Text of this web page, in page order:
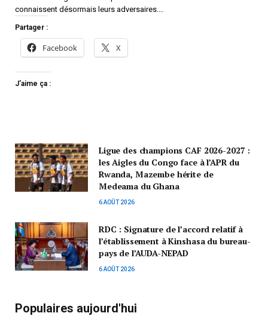
connaissent désormais leurs adversaires.…
Partager :
Facebook X
J’aime ça :
Ligue des champions CAF 2026-2027 :
les Aigles du Congo face à l’APR du
Rwanda, Mazembe hérite de
Medeama du Ghana
6 AOÛT 2026
RDC : Signature de l’accord relatif à
l’établissement à Kinshasa du bureau-
pays de l’AUDA-NEPAD
6 AOÛT 2026
Populaires aujourd'hui